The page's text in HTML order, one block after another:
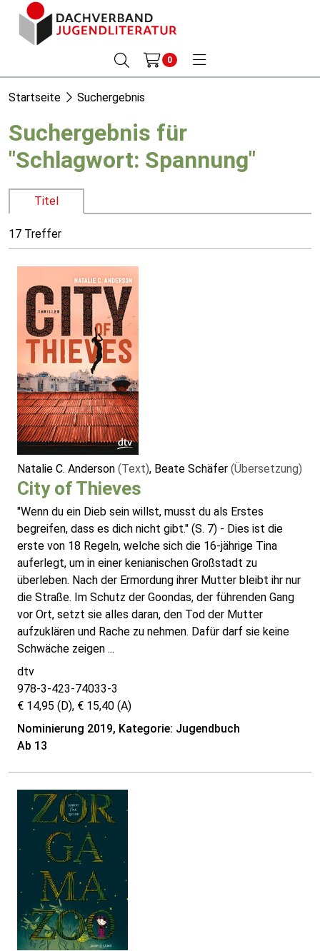
0
Startseite Suchergebnis
Suchergebnis für
"Schlagwort: Spannung"
Titel
17 Treffer
Natalie C. Anderson (Text), Beate Schäfer (Übersetzung)
City of Thieves
"Wenn du ein Dieb sein willst, musst du als Erstes
begreifen, dass es dich nicht gibt." (S. 7) - Dies ist die
erste von 18 Regeln, welche sich die 16-jährige Tina
auferlegt, um in einer kenianischen Großstadt zu
überleben. Nach der Ermordung ihrer Mutter bleibt ihr nur
die Straße. Im Schutz der Goondas, der führenden Gang
vor Ort, setzt sie alles daran, den Tod der Mutter
aufzuklären und Rache zu nehmen. Dafür darf sie keine
Schwäche zeigen ...
dtv
978-3-423-74033-3
€ 14,95 (D), € 15,40 (A)
Nominierung 2019, Kategorie: Jugendbuch
Ab 13